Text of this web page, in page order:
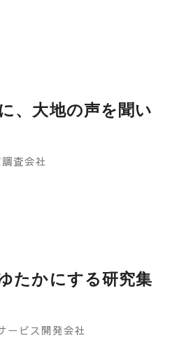
、大地の声を聞い
査会社
たかにする研究集
ービス開発会社